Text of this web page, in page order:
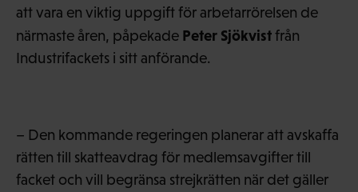
att vara en viktig uppgift för arbetarrörelsen de
närmaste åren, påpekade Peter Sjökvistfrån
Industrifackets i sitt anförande.
– Den kommande regeringen planerar att avskaffa
rätten till skatteavdrag för medlemsavgifter till
facket och vill begränsa strejkrätten när det gäller